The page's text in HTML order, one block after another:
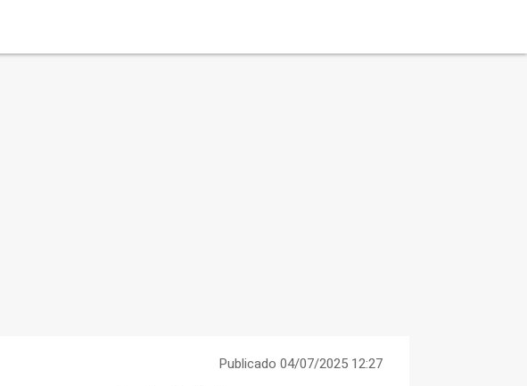
Publicado 04/07/2025 12:27